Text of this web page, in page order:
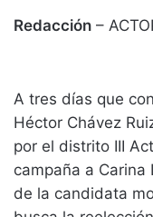
Redacción –
A tres días que
Héctor Chávez
por el distrito III
campaña a
de la candidata